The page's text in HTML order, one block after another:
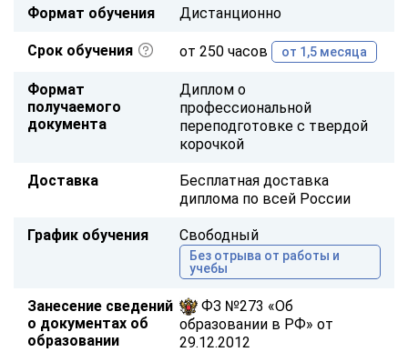
Формат обучения Дистанционно
Срок обучения от 250 часов от 1,5 месяца
Формат
получаемого
документа
Диплом о
профессиональной
переподготовке с твердой
корочкой
Доставка
Бесплатная доставка
диплома по всей России
График обучения Свободный
Без отрыва от работы и
учебы
Занесение сведений
о документах об
образовании
ФЗ №273 «Об
образовании в РФ» от
29.12.2012